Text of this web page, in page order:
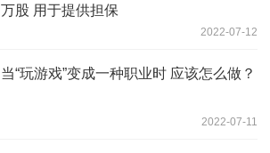
万股 用于提供担保
2022-07-12
当“玩游戏”变成一种职业时 应该怎么做？
2022-07-11